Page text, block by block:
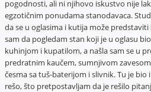
pogodnosti, ali ni njihovo iskustvo nije
egzotičnim ponudama stanodavaca.
da se u oglasima i kutija može
sam da pogledam stan koji je u oglasu
kuhinjom i kupatilom, a našla sam se u
predratnim kaučem, sumnjivom zavesom
česma sa tuš-baterijom i slivnik. Tu je bio
rešo, što pretpostavljam da je rešilo